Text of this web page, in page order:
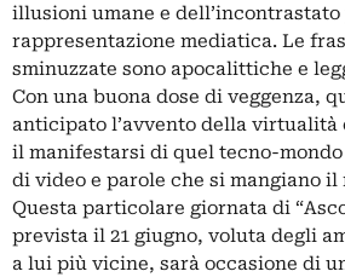
illusioni umane e
rappresentazione mediatica. Le
sminuzzate sono apocalittiche e
Con una buona dose di veggenza,
anticipato l’avvento della virtualità
il manifestarsi di quel tecno-
di video e parole che si mangiano il
Questa particolare giornata di
prevista il 21 giugno, voluta degli
a lui più vicine, sarà occasione di